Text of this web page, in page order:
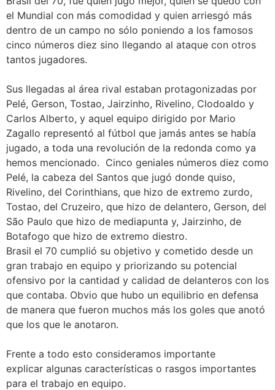
el Mundial con más comodidad y quien arriesgó más
dentro de un campo no sólo poniendo a los famosos
cinco números diez sino llegando al ataque con otros
tantos jugadores.
Sus llegadas al área rival estaban protagonizadas por
Pelé, Gerson, Tostao, Jairzinho, Rivelino, Clodoaldo y
Carlos Alberto, y aquel equipo dirigido por Mario
Zagallo representó al fútbol que jamás antes se había
jugado, a toda una revolución de la redonda como ya
hemos mencionado. Cinco geniales números diez como
Pelé, la cabeza del Santos que jugó donde quiso,
Rivelino, del Corinthians, que hizo de extremo zurdo,
Tostao, del Cruzeiro, que hizo de delantero, Gerson, del
São Paulo que hizo de mediapunta y, Jairzinho, de
Botafogo que hizo de extremo diestro.
Brasil el 70 cumplió su objetivo y cometido desde un
gran trabajo en equipo y priorizando su potencial
ofensivo por la cantidad y calidad de delanteros con los
que contaba. Obvio que hubo un equilibrio en defensa
de manera que fueron muchos más los goles que anotó
que los que le anotaron.
Frente a todo esto consideramos importante
explicar algunas características o rasgos importantes
para el trabajo en equipo.